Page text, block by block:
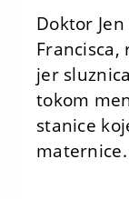
Doktor
Francisca,
jer
tokom
stanice
maternice.